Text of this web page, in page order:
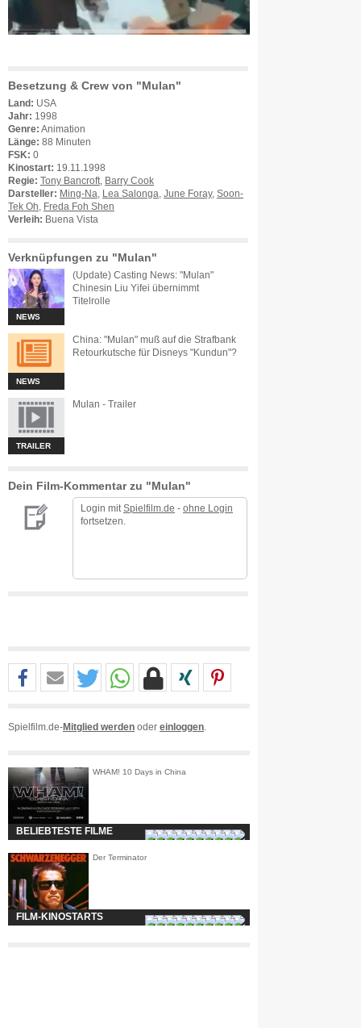
Besetzung & Crew von "Mulan"
Land: USA
Jahr: 1998
Genre: Animation
Länge: 88 Minuten
FSK: 0
Kinostart: 19.11.1998
Regie: Tony Bancroft
Barry Cook
Darsteller: Ming-Na Lea Salonga June Foray, Soon-
Tek Oh
Freda Foh Shen
Verleih: Buena Vista
Verknüpfungen zu "Mulan"
NEWS
(Update) Casting News: "Mulan"
Chinesin Liu Yifei übernimmt
Titelrolle
NEWS
China: "Mulan" muß auf die Strafbank
Retourkutsche für Disneys "Kundun"?
TRAILER
Mulan - Trailer
Dein Film-Kommentar zu "Mulan"
Login mit Spielfilm.de - ohne Login
fortsetzen.
Spielfilm.de-Mitglied werden oder einloggen
WHAM! 10 Days in China
BELIEBTESTE FILME
Der Terminator
FILM-KINOSTARTS